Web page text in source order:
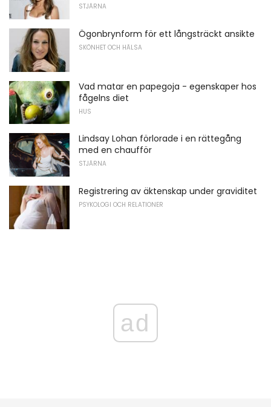
STJÄRNA
Ögonbrynform för ett långsträckt ansikte
SKÖNHET OCH HÄLSA
Vad matar en papegoja - egenskaper hos
fågelns diet
HUS
Lindsay Lohan förlorade i en rättegång
med en chaufför
STJÄRNA
Registrering av äktenskap under graviditet
PSYKOLOGI OCH RELATIONER
ad